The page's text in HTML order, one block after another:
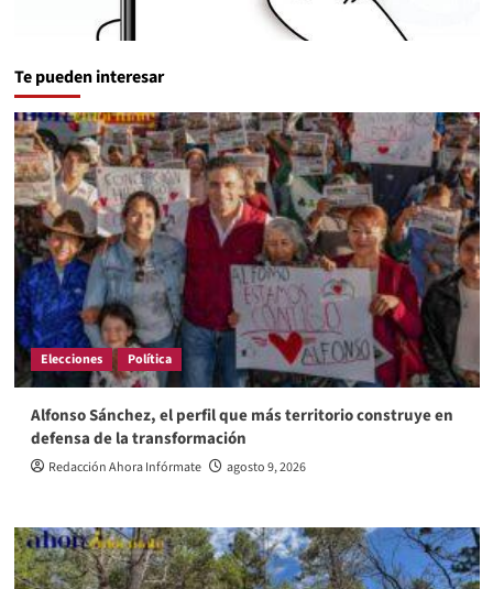
Te pueden interesar
Elecciones Política
Alfonso Sánchez, el perfil que más territorio construye en
defensa de la transformación
Redacción Ahora Infórmate agosto 9, 2026